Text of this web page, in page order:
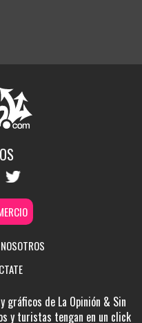
de La Opinión & Sin
y turistas tengan en un click